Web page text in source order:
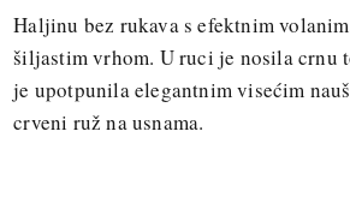
Haljinu bez rukava s efektnim
šiljastim vrhom. U ruci je nosila crnu
je upotpunila elegantnim visećim
crveni ruž na usnama.